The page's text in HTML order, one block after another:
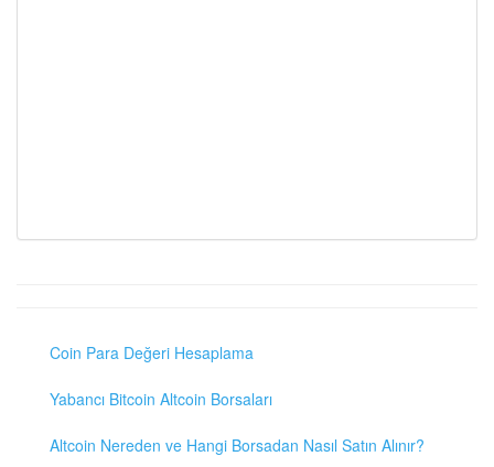
Coin Para Değeri Hesaplama
Yabancı Bitcoin Altcoin Borsaları
Altcoin Nereden ve Hangi Borsadan Nasıl Satın Alınır?